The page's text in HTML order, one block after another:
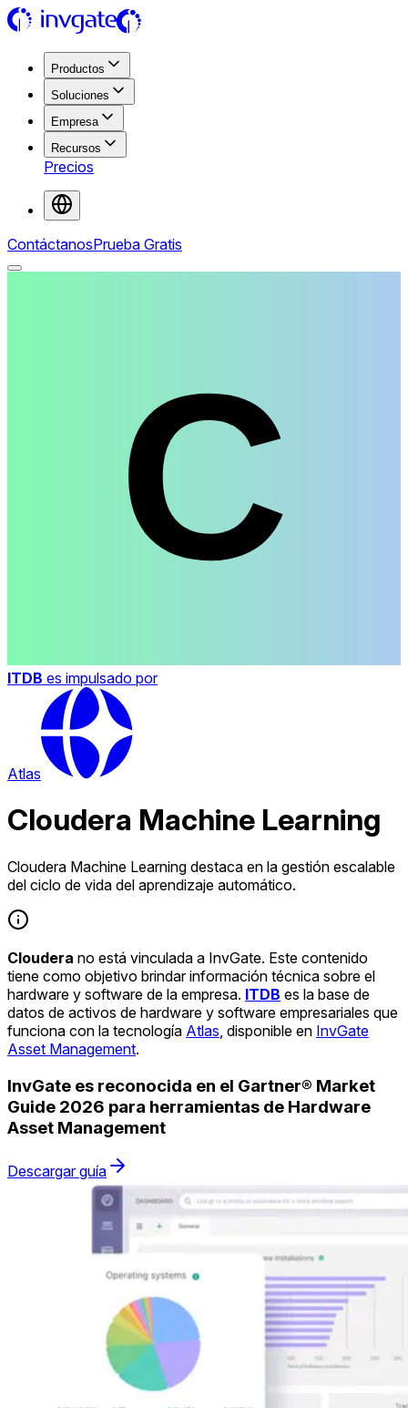
Productos
Soluciones
Empresa
Recursos
Precios
ContáctanosPrueba Gratis
ITDB es impulsado por
Atlas
Cloudera Machine Learning
Cloudera Machine Learning destaca en la gestión escalable
del ciclo de vida del aprendizaje automático.
Cloudera no está vinculada a InvGate. Este contenido
tiene como objetivo brindar información técnica sobre el
hardware y software de la empresa. ITDB es la base de
datos de activos de hardware y software empresariales que
funciona con la tecnología Atlas , disponible en InvGate
Asset Management.
InvGate es reconocida en el Gartner® Market
Guide 2026 para herramientas de Hardware
Asset Management
Descargar guía